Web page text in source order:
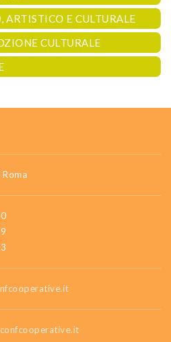
E CULTURALE
CULTURALE